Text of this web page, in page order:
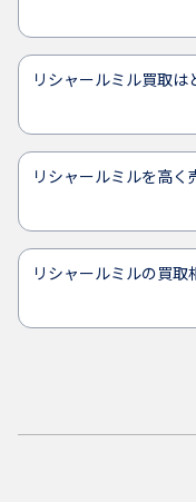
リシャールミル買取は
リシャールミルを高く
リシャールミルの買取